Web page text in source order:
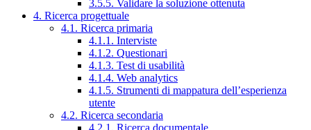
3.5.5. Validare la soluzione ottenuta
4. Ricerca progettuale
4.1. Ricerca primaria
4.1.1. Interviste
4.1.2. Questionari
4.1.3. Test di usabilità
4.1.4. Web analytics
4.1.5. Strumenti di mappatura dell’esperienza
utente
4.2. Ricerca secondaria
4.2.1. Ricerca documentale